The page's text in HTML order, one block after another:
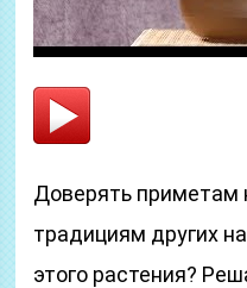
Доверять приметам
традициям других
этого растения?